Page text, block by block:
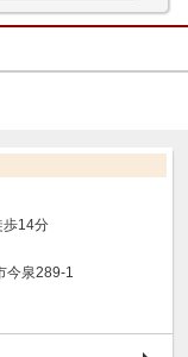
歩14分
今泉289-1